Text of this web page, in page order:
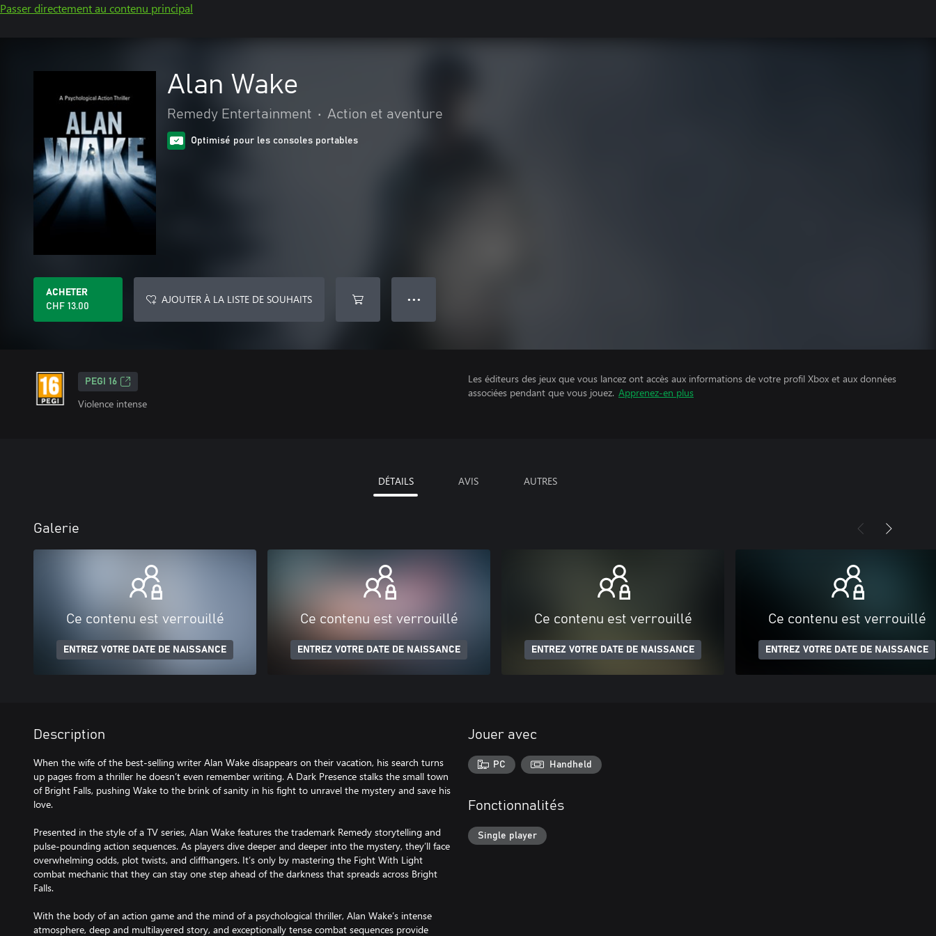
Passer directement au contenu principal
Alan Wake
Remedy Entertainment • Action et aventure
Optimisé pour les consoles portables
ACHETER
CHF 13.00
AJOUTER À LA LISTE DE SOUHAITS ● ● ●
PEGI 16
Violence intense
Les éditeurs des jeux que vous lancez ont accès aux informations de votre profil Xbox et aux données
associées pendant que vous jouez. Apprenez-en plus
DÉTAILS AVIS AUTRES
Galerie
Ce contenu est verrouillé
ENTREZ VOTRE DATE DE NAISSANCE
Ce contenu est verrouillé
ENTREZ VOTRE DATE DE NAISSANCE
Ce contenu est verrouillé
ENTREZ VOTRE DATE DE NAISSANCE
Ce contenu est verrouillé
ENTREZ VOTRE DATE DE NAISSANCE
Description
When the wife of the best-selling writer Alan Wake disappears on their vacation, his search turns
up pages from a thriller he doesn’t even remember writing. A Dark Presence stalks the small town
of Bright Falls, pushing Wake to the brink of sanity in his fight to unravel the mystery and save his
love.
Presented in the style of a TV series, Alan Wake features the trademark Remedy storytelling and
pulse-pounding action sequences. As players dive deeper and deeper into the mystery, they’ll face
overwhelming odds, plot twists, and cliffhangers. It’s only by mastering the Fight With Light
combat mechanic that they can stay one step ahead of the darkness that spreads across Bright
Falls.
With the body of an action game and the mind of a psychological thriller, Alan Wake’s intense
atmosphere, deep and multilayered story, and exceptionally tense combat sequences provide
Jouer avec
PC Handheld
Fonctionnalités
Single player